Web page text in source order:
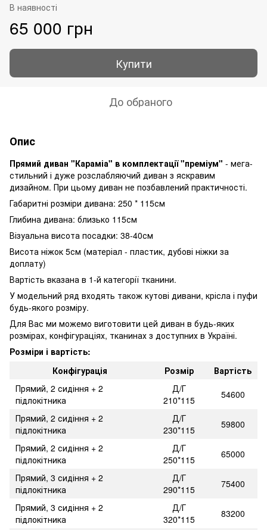
В наявності
65 000 грн
Купити
До обраного
Опис
Прямий диван "Караміа" в комплектації "преміум" - мега-
стильний і дуже розслабляючий диван з яскравим
дизайном. При цьому диван не позбавлений практичності.
Габаритні розміри дивана: 250 * 115см
Глибина дивана: близько 115см
Візуальна висота посадки: 38-40см
Висота ніжок 5см (матеріал - пластик, дубові ніжки за
доплату)
Вартість вказана в 1-й категорії тканини.
У модельний ряд входять також кутові дивани, крісла і пуфи
будь-якого розміру.
Для Вас ми можемо виготовити цей диван в будь-яких
розмірах, конфігураціях, тканинах з доступних в Україні.
Розміри і вартість:
Конфігурація
Розмір
Вартість
Прямий, 2 сидіння + 2
підлокітника
Д/Г
210*115
54600
Прямий, 2 сидіння + 2
підлокітника
Д/Г
230*115
59800
Прямий, 2 сидіння + 2
підлокітника
Д/Г
250*115
65000
Прямий, 3 сидіння + 2
підлокітника
Д/Г
290*115
75400
Прямий, 3 сидіння + 2
підлокітника
Д/Г
320*115
83200